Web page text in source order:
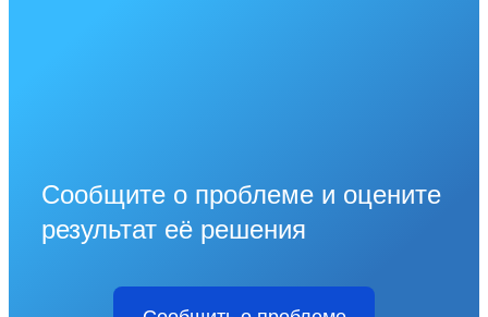
Сообщите о проблеме и оцените
результат её решения